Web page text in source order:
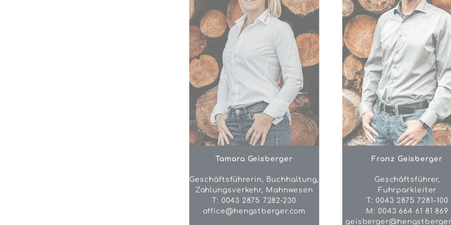
Tamara Geisberger
Geschäftsführerin, Buchhaltung,
Zahlungsverkehr, Mahnwesen
T: 0043 2875 7282-230
office@hengstberger.com
Franz Geisberger
Geschäftsführer,
Fuhrparkleiter
T: 0043 2875 7281-100
M: 0043 664 61 81 869